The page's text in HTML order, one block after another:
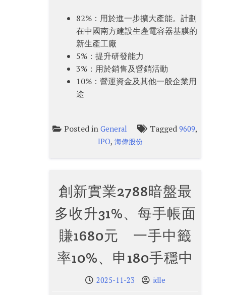
82%：用於進一步擴大產能。計劃
在中國南方建設生產電容器基膜的
新生產工廠
5%：提升研發能力
3%：用於銷售及營銷活動
10%：營運資金及其他一般企業用
途
Posted inGeneral Tagged9609,
IPO, 海偉股份
創新實業2788暗盤最
多收升31%、每手帳面
賺1680元 一手中籤
率10%、申180手穩中
2025-11-23 idle